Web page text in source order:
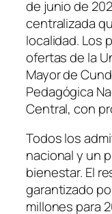
de junio de
centralizada
localidad. Los
ofertas de la
Mayor de
Pedagógica
Central, con
Todos los
nacional y un
bienestar. El
garantizado
millones para